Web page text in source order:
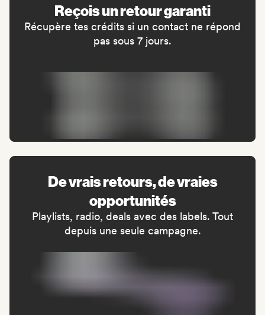
Reçois un retour garanti
Récupère tes crédits si un contact ne répond
pas sous 7 jours.
De vrais retours, de vraies
opportunités
Playlists, radio, deals avec des labels. Tout
depuis une seule campagne.